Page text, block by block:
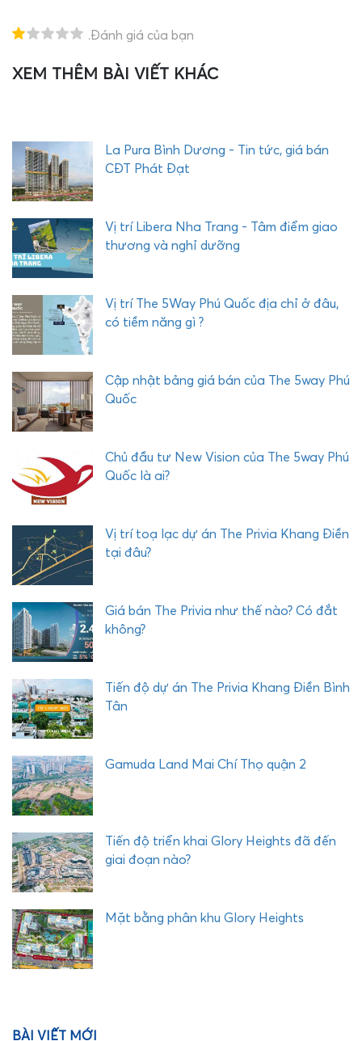
.Đánh giá của bạn
XEM THÊM BÀI VIẾT KHÁC
La Pura Bình Dương - Tin tức, giá bán
CĐT Phát Đạt
Vị trí Libera Nha Trang - Tâm điểm giao
thương và nghỉ dưỡng
Vị trí The 5Way Phú Quốc địa chỉ ở đâu,
có tiềm năng gì ?
Cập nhật bảng giá bán của The 5way Phú
Quốc
Chủ đầu tư New Vision của The 5way Phú
Quốc là ai?
Vị trí toạ lạc dự án The Privia Khang Điền
tại đâu?
Giá bán The Privia như thế nào? Có đắt
không?
Tiến độ dự án The Privia Khang Điền Bình
Tân
Gamuda Land Mai Chí Thọ quận 2
Tiến độ triển khai Glory Heights đã đến
giai đoạn nào?
Mặt bằng phân khu Glory Heights
BÀI VIẾT MỚI